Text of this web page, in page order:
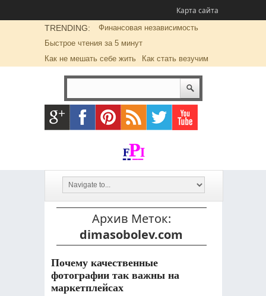
Карта сайта
TRENDING:
Финансовая независимость
Быстрое чтения за 5 минут
Как не мешать себе жить
Как стать везучим
Архив Меток:
dimasobolev.com
Почему качественные
фотографии так важны на
маркетплейсах